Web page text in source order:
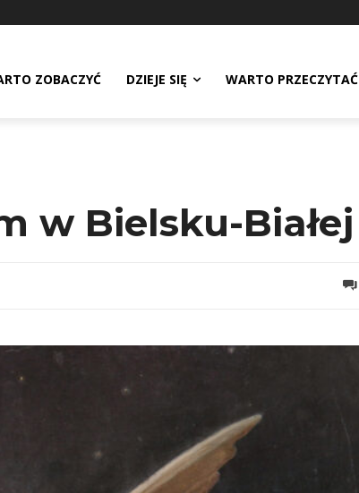
ZOBACZYĆ DZIEJE SIĘ WARTO PRZECZYTAĆ
w Bielsku-Białej